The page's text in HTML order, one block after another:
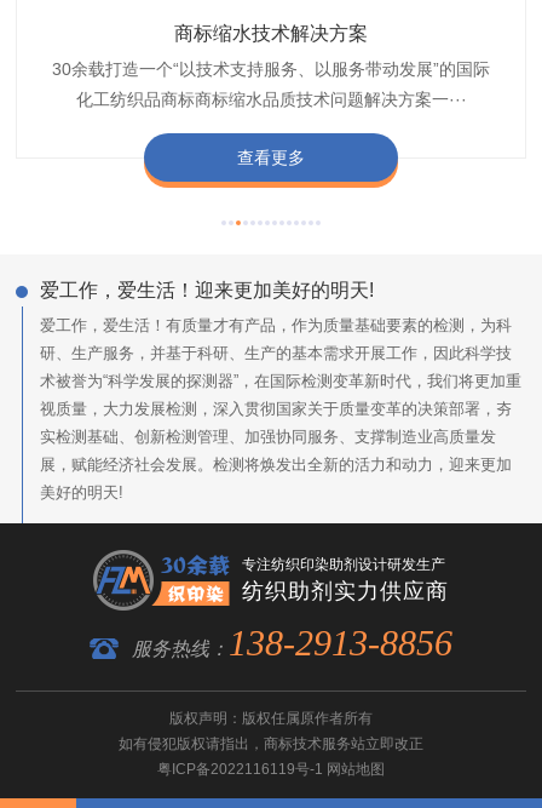
商标缩水技术解决方案
30余载打造一个“以技术支持服务、以服务带动发展”的国际
化工纺织品商标商标缩水品质技术问题解决方案一···
查看更多
织带商标防水技术解决方案
博准公司专注于织带商标防水技术解决方案30余载,励志于
纺织品商标企业打造含油量超标品质技术问题解决方···
查看更多
服装颜色不匀技术解决方案
博准是一家专注30余载设计研发织唛印唛商标、织带服装颜
色不匀品质技术问题解决方案一站式服务提供商,技···
查看更多
纺织品阻燃母粒
博准致力于成为纺织品商标阻燃母粒剂,TF-W760,TF-W760
阻燃母粒剂加工定制服务实力提供商,···
查看更多
爱工作，爱生活！迎来更加美好的明天!
爱工作，爱生活！有质量才有产品，作为质量基础要素的检测，为科
研、生产服务，并基于科研、生产的基本需求开展工作，因此科学技
术被誉为“科学发展的探测器”，在国际检测变革新时代，我们将更加重
视质量，大力发展检测，深入贯彻国家关于质量变革的决策部署，夯
实检测基础、创新检测管理、加强协同服务、支撑制造业高质量发
展，赋能经济社会发展。检测将焕发出全新的活力和动力，迎来更加
美好的明天!
专注纺织印染助剂设计研发生产
纺织助剂实力供应商
服务热线： 138-2913-8856
版权声明：版权任属原作者所有
如有侵犯版权请指出， 商标技术服务站立即改正
粤ICP备2022116119号-1 网站地图